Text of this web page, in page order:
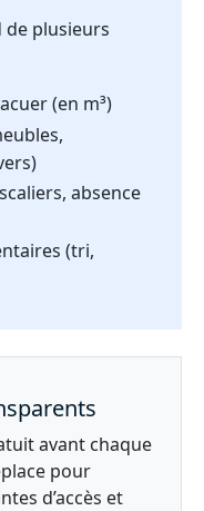
de plusieurs
(en m³)
absence
(tri,
avant chaque
pour
d’accès et